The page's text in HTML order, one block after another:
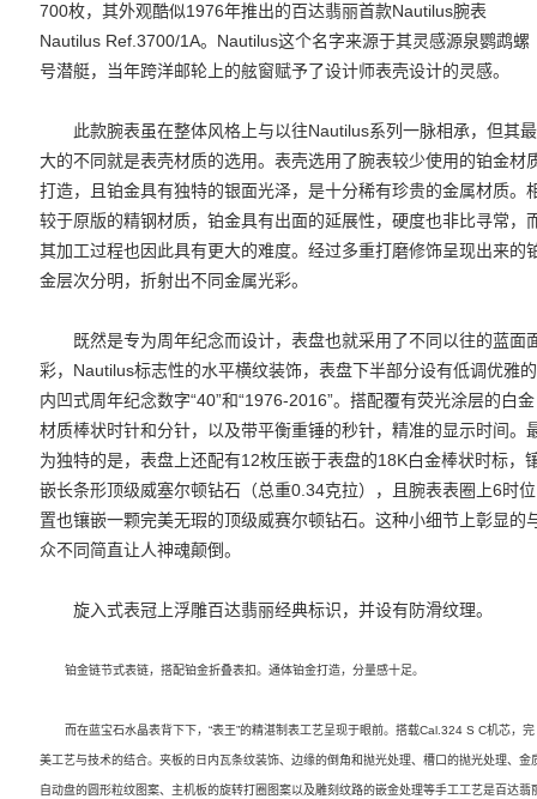
700枚，其外观酷似1976年推出的百达翡丽首款Nautilus腕表
Nautilus Ref.3700/1A。Nautilus这个名字来源于其灵感源泉鹦鹉螺
号潜艇，当年跨洋邮轮上的舷窗赋予了设计师表壳设计的灵感。
此款腕表虽在整体风格上与以往Nautilus系列一脉相承，但其最
大的不同就是表壳材质的选用。表壳选用了腕表较少使用的铂金材
打造，且铂金具有独特的银面光泽，是十分稀有珍贵的金属材质。
较于原版的精钢材质，铂金具有出面的延展性，硬度也非比寻常，
其加工过程也因此具有更大的难度。经过多重打磨修饰呈现出来的
金层次分明，折射出不同金属光彩。
既然是专为周年纪念而设计，表盘也就采用了不同以往的蓝面
彩，Nautilus标志性的水平横纹装饰，表盘下半部分设有低调优雅的
内凹式周年纪念数字“40”和“1976-2016”。搭配覆有荧光涂层的白金
材质棒状时针和分针，以及带平衡重锤的秒针，精准的显示时间。
为独特的是，表盘上还配有12枚压嵌于表盘的18K白金棒状时标，
嵌长条形顶级威塞尔顿钻石（总重0.34克拉），且腕表表圈上6时位
置也镶嵌一颗完美无瑕的顶级威赛尔顿钻石。这种小细节上彰显的
众不同简直让人神魂颠倒。
旋入式表冠上浮雕百达翡丽经典标识，并设有防滑纹理。
铂金链节式表链，搭配铂金折叠表扣。通体铂金打造，分量感十足。
而在蓝宝石水晶表背下下，“表王”的精湛制表工艺呈现于眼前。搭载Cal.324 S C机芯，完
美工艺与技术的结合。夹板的日内瓦条纹装饰、边缘的倒角和抛光处理、槽口的抛光处理、金
自动盘的圆形粒纹图案、主机板的旋转打圈图案以及雕刻纹路的嵌金处理等手工工艺是百达翡